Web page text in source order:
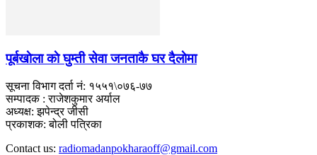
पूर्बखाेला काे घुम्ती सेवा जनताकै घर दैलाेमा
सूचना विभाग दर्ता नं: १५५१\०७६-७७
सम्पादक : राजेशकुमार अर्याल
अध्यक्ष: झपेन्द्र जीसी
प्रकाशक: बोली पत्रिका
Contact us: radiomadanpokharaoff@gmail.com